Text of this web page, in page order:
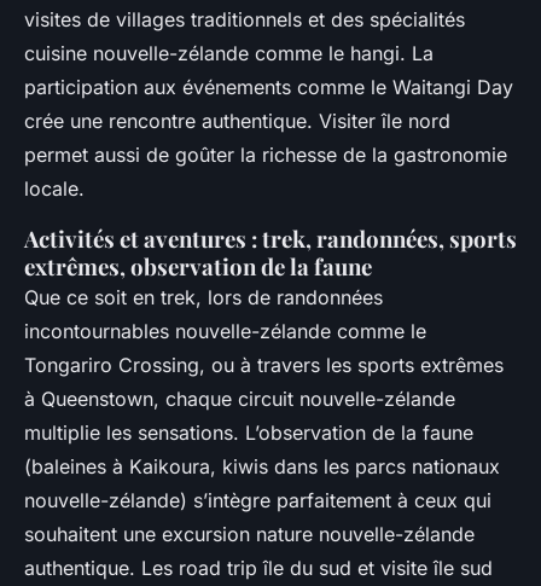
visites de villages traditionnels et des spécialités
cuisine nouvelle-zélande comme le hangi. La
participation aux événements comme le Waitangi Day
crée une rencontre authentique. Visiter île nord
permet aussi de goûter la richesse de la gastronomie
locale.
Activités et aventures : trek, randonnées, sports
extrêmes, observation de la faune
Que ce soit en trek, lors de randonnées
incontournables nouvelle-zélande comme le
Tongariro Crossing, ou à travers les sports extrêmes
à Queenstown, chaque circuit nouvelle-zélande
multiplie les sensations. L’observation de la faune
(baleines à Kaikoura, kiwis dans les parcs nationaux
nouvelle-zélande) s’intègre parfaitement à ceux qui
souhaitent une excursion nature nouvelle-zélande
authentique. Les road trip île du sud et visite île sud